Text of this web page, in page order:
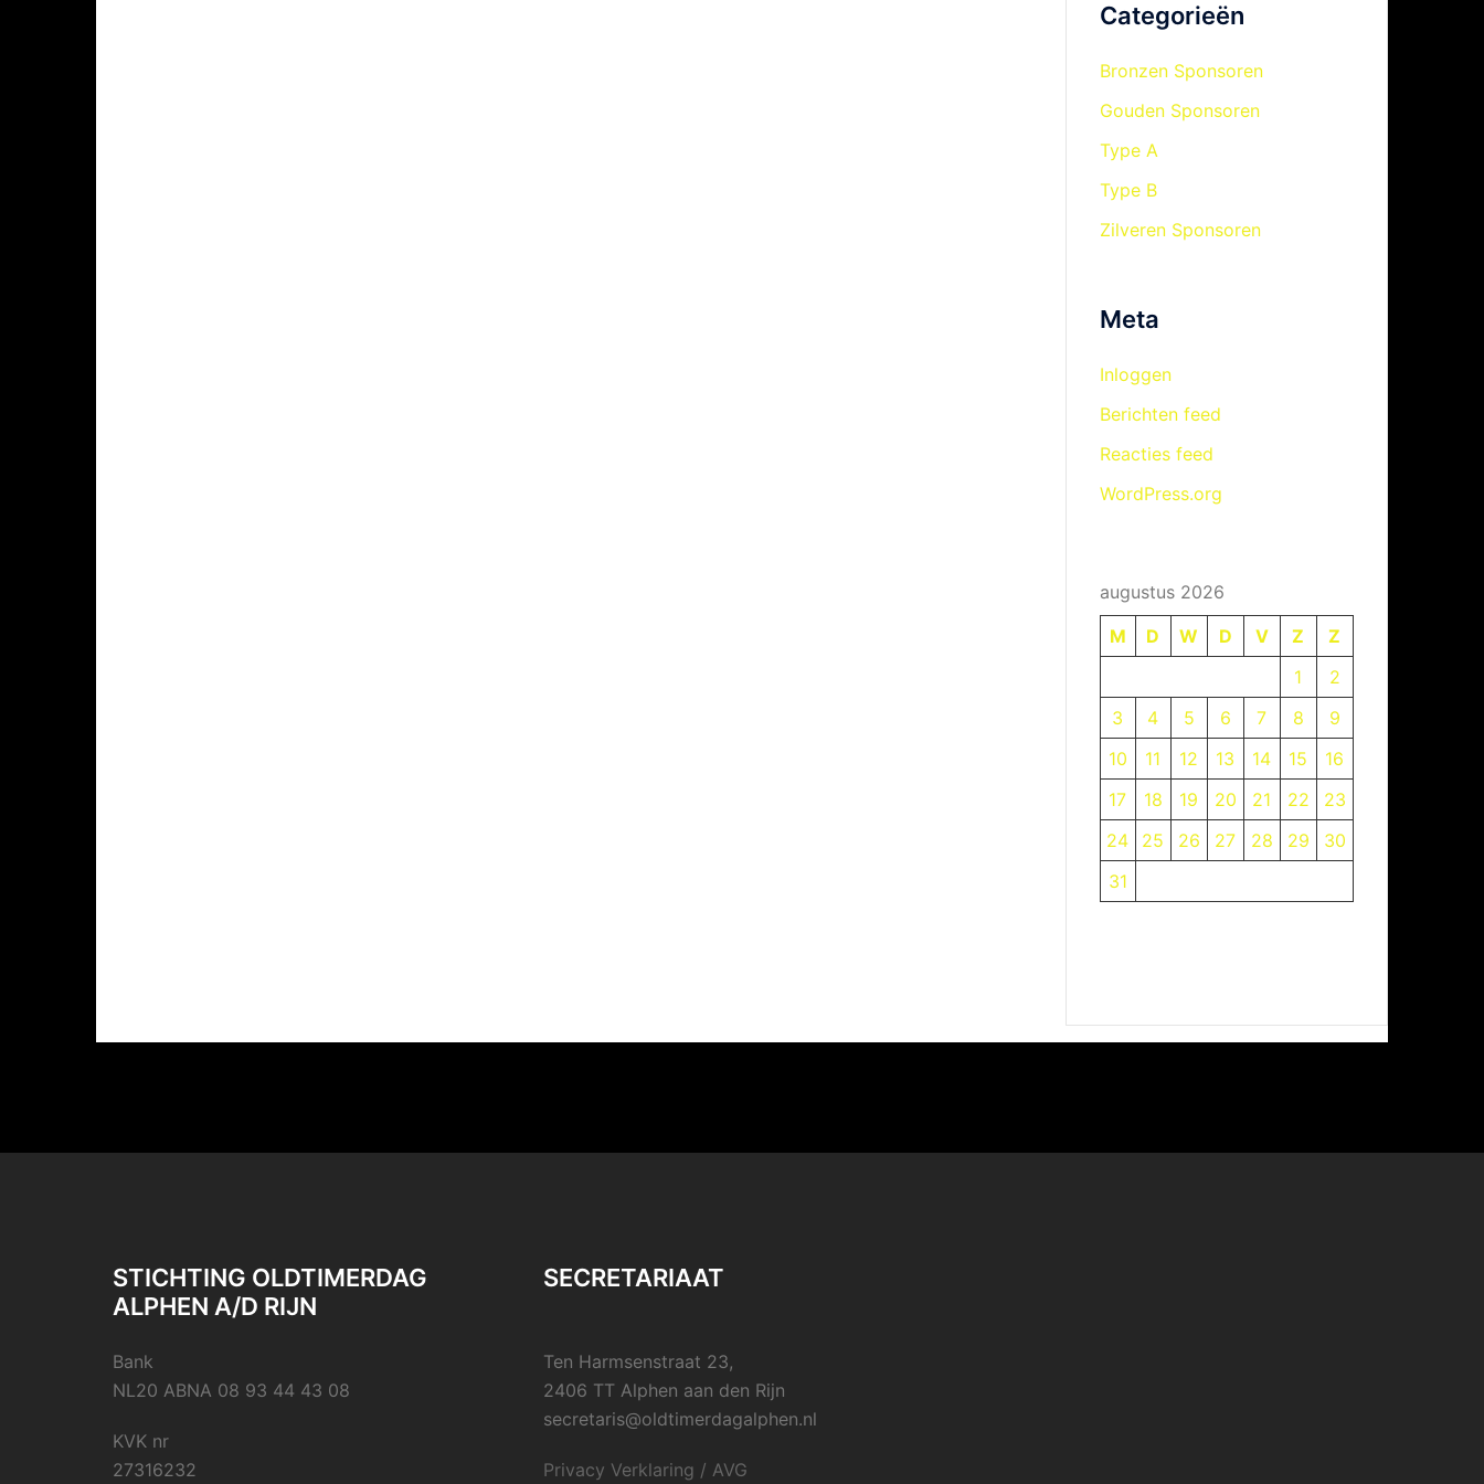
Categorieën
Bronzen Sponsoren
Gouden Sponsoren
Type A
Type B
Zilveren Sponsoren
Meta
Inloggen
Berichten feed
Reacties feed
WordPress.org
augustus 2026
M
D W D V Z
Z
1
2
3
4 5 6 7 8
9
10
11 12 13 14 15
16
17
18 19 20 21 22
23
24
25 26 27 28 29
30
31
STICHTING OLDTIMERDAG
ALPHEN A/D RIJN
Bank
NL20 ABNA 08 93 44 43 08
KVK nr
27316232
SECRETARIAAT
Ten Harmsenstraat 23,
2406 TT Alphen aan den Rijn
secretaris@oldtimerdagalphen.nl
Privacy Verklaring / AVG